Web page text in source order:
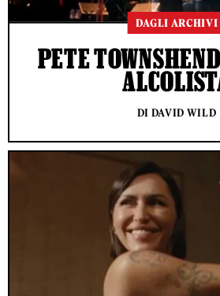
DAGLI ARCHIVI
PETE
DI DAVID WILD